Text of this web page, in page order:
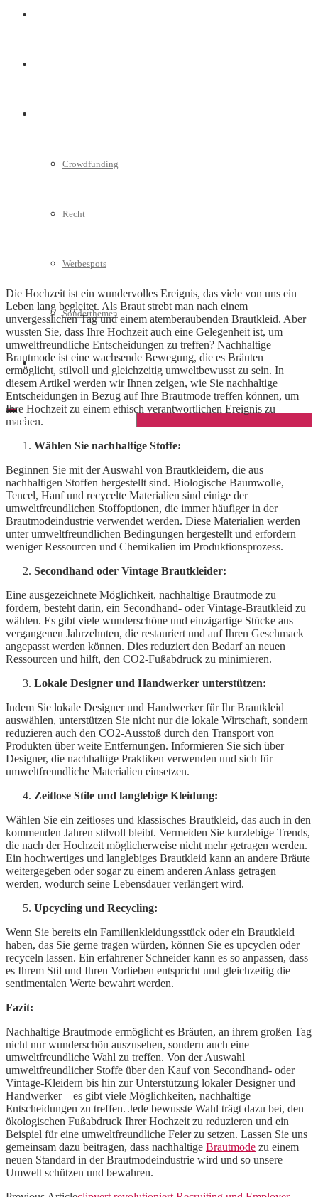
Crowdfunding
Recht
Werbespots
Sonderthemen
Geschäftskonto eröffnen
Die Hochzeit ist ein wundervolles Ereignis, das viele von uns ein
Leben lang begleitet. Als Braut strebt man nach einem
unvergesslichen Tag und einem atemberaubenden Brautkleid. Aber
wussten Sie, dass Ihre Hochzeit auch eine Gelegenheit ist, um
umweltfreundliche Entscheidungen zu treffen? Nachhaltige
Brautmode ist eine wachsende Bewegung, die es Bräuten
ermöglicht, stilvoll und gleichzeitig umweltbewusst zu sein. In
diesem Artikel werden wir Ihnen zeigen, wie Sie nachhaltige
Entscheidungen in Bezug auf Ihre Brautmode treffen können, um
Ihre Hochzeit zu einem ethisch verantwortlichen Ereignis zu
machen.
Wählen Sie nachhaltige Stoffe:
Beginnen Sie mit der Auswahl von Brautkleidern, die aus
nachhaltigen Stoffen hergestellt sind. Biologische Baumwolle,
Tencel, Hanf und recycelte Materialien sind einige der
umweltfreundlichen Stoffoptionen, die immer häufiger in der
Brautmodeindustrie verwendet werden. Diese Materialien werden
unter umweltfreundlichen Bedingungen hergestellt und erfordern
weniger Ressourcen und Chemikalien im Produktionsprozess.
Secondhand oder Vintage Brautkleider:
Eine ausgezeichnete Möglichkeit, nachhaltige Brautmode zu
fördern, besteht darin, ein Secondhand- oder Vintage-Brautkleid zu
wählen. Es gibt viele wunderschöne und einzigartige Stücke aus
vergangenen Jahrzehnten, die restauriert und auf Ihren Geschmack
angepasst werden können. Dies reduziert den Bedarf an neuen
Ressourcen und hilft, den CO2-Fußabdruck zu minimieren.
Lokale Designer und Handwerker unterstützen:
Indem Sie lokale Designer und Handwerker für Ihr Brautkleid
auswählen, unterstützen Sie nicht nur die lokale Wirtschaft, sondern
reduzieren auch den CO2-Ausstoß durch den Transport von
Produkten über weite Entfernungen. Informieren Sie sich über
Designer, die nachhaltige Praktiken verwenden und sich für
umweltfreundliche Materialien einsetzen.
Zeitlose Stile und langlebige Kleidung:
Wählen Sie ein zeitloses und klassisches Brautkleid, das auch in den
kommenden Jahren stilvoll bleibt. Vermeiden Sie kurzlebige Trends,
die nach der Hochzeit möglicherweise nicht mehr getragen werden.
Ein hochwertiges und langlebiges Brautkleid kann an andere Bräute
weitergegeben oder sogar zu einem anderen Anlass getragen
werden, wodurch seine Lebensdauer verlängert wird.
Upcycling und Recycling:
Wenn Sie bereits ein Familienkleidungsstück oder ein Brautkleid
haben, das Sie gerne tragen würden, können Sie es upcyclen oder
recyceln lassen. Ein erfahrener Schneider kann es so anpassen, dass
es Ihrem Stil und Ihren Vorlieben entspricht und gleichzeitig die
sentimentalen Werte bewahrt werden.
Fazit:
Nachhaltige Brautmode ermöglicht es Bräuten, an ihrem großen Tag
nicht nur wunderschön auszusehen, sondern auch eine
umweltfreundliche Wahl zu treffen. Von der Auswahl
umweltfreundlicher Stoffe über den Kauf von Secondhand- oder
Vintage-Kleidern bis hin zur Unterstützung lokaler Designer und
Handwerker – es gibt viele Möglichkeiten, nachhaltige
Entscheidungen zu treffen. Jede bewusste Wahl trägt dazu bei, den
ökologischen Fußabdruck Ihrer Hochzeit zu reduzieren und ein
Beispiel für eine umweltfreundliche Feier zu setzen. Lassen Sie uns
gemeinsam dazu beitragen, dass nachhaltige Brautmode zu einem
neuen Standard in der Brautmodeindustrie wird und so unsere
Umwelt schützen und bewahren.